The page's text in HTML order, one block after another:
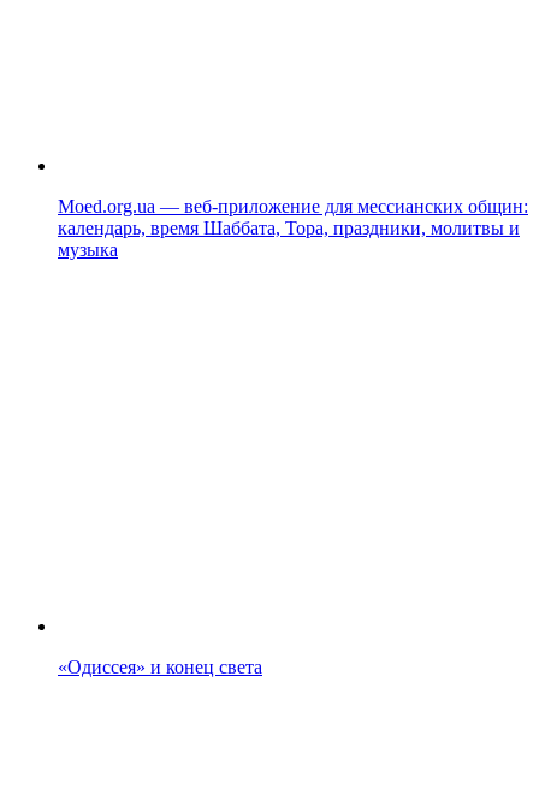
Moed.org.ua — веб-приложение для мессианских общин:
календарь, время Шаббата, Тора, праздники, молитвы и
музыка
«Одиссея» и конец света